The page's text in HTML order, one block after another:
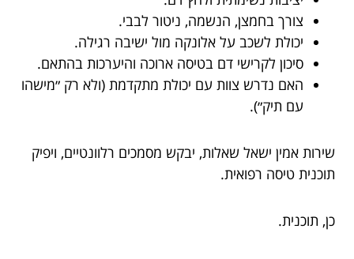
צורך בחמצן, הנשמה, ניטור לבבי.
יכולת לשכב על אלונקה מול ישיבה רגילה.
סיכון לקרישי דם בטיסה ארוכה והיערכות בהתאם.
האם נדרש צוות עם יכולת מתקדמת (ולא רק ״מישהו
עם תיק״).
שירות אמין ישאל שאלות, יבקש מסמכים רלוונטיים, ויפיק
תוכנית טיסה רפואית.
כן, תוכנית.